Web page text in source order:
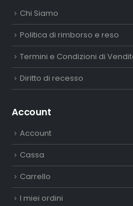
Chi Siamo
Politica di rimborso e reso
Termini e Condizioni di
Diritto di recesso
Account
Account
Cassa
Carrello
I miei ordini